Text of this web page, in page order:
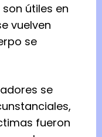
útiles en
vuelven
se
se
fueron